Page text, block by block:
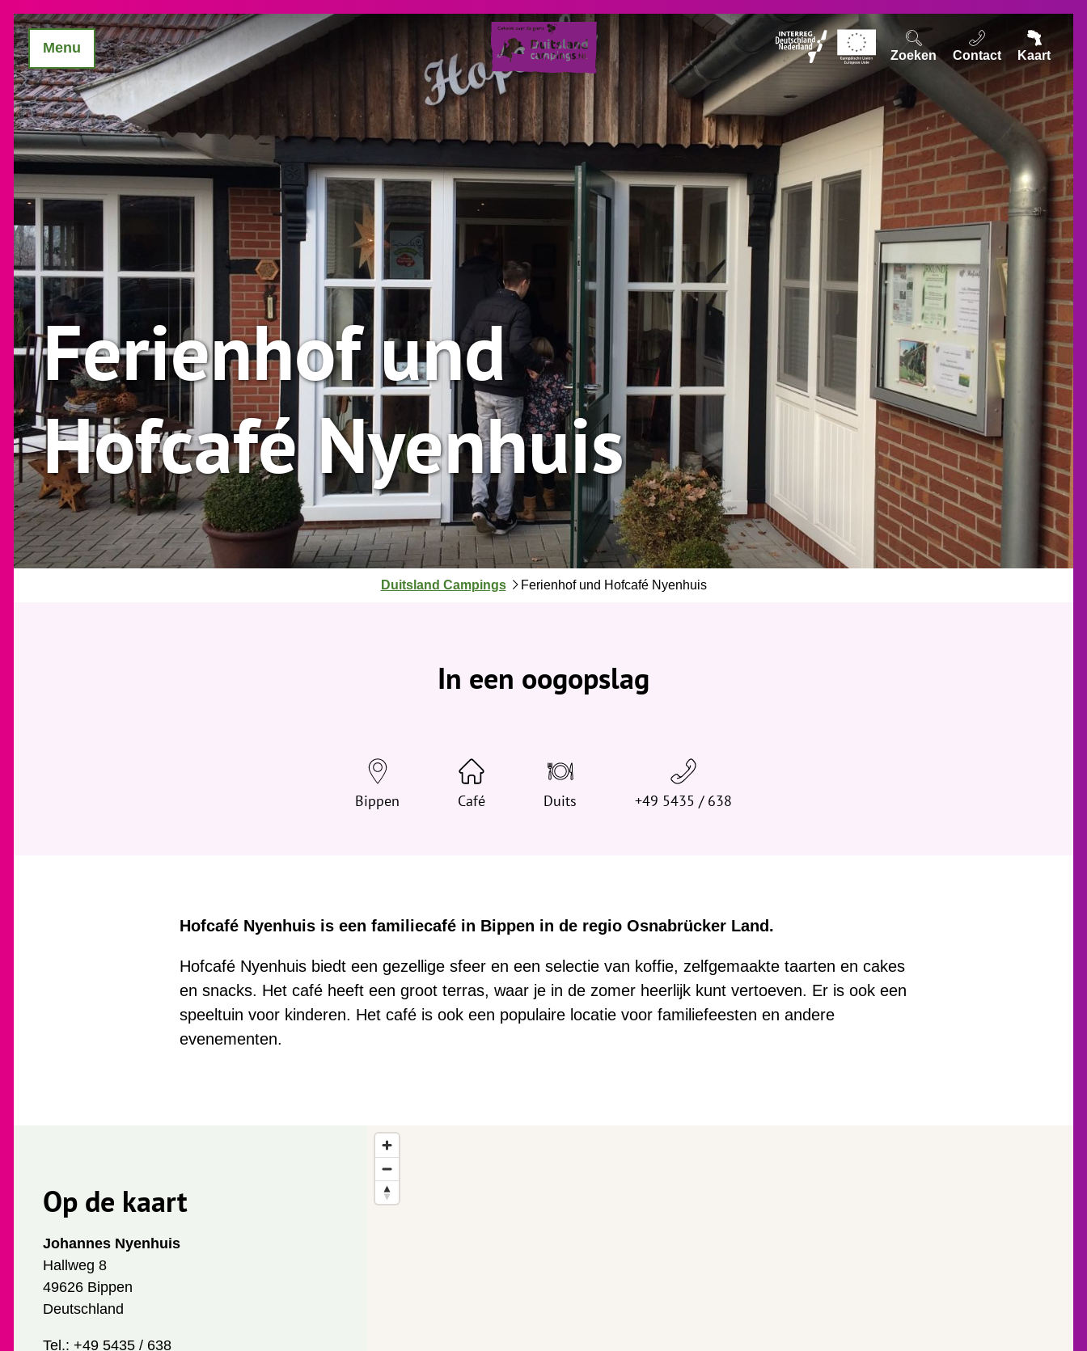
Zoeken Contact Kaart
Menu
Ferienhof und
Hofcafé Nyenhuis
J
j
e
h
Duitsland Campings Ferienhof und Hofcafé Nyenhuis
In een oogopslag
Bippen Café Duits +49 5435 / 638
Hofcafé Nyenhuis is een familiecafé in Bippen in de regio Osnabrücker Land.
Hofcafé Nyenhuis biedt een gezellige sfeer en een selectie van koffie, zelfgemaakte taarten en cakes
en snacks. Het café heeft een groot terras, waar je in de zomer heerlijk kunt vertoeven. Er is ook een
speeltuin voor kinderen. Het café is ook een populaire locatie voor familiefeesten en andere
evenementen.
Op de kaart
Johannes Nyenhuis
Hallweg 8
49626 Bippen
Deutschland
Tel.: +49 5435 / 638